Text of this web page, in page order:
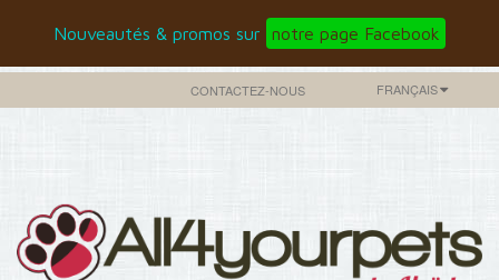
Nouveautés & promos sur notre page Facebook
FRANÇAIS
CONTACTEZ-NOUS